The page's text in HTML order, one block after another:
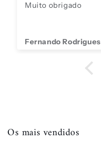
Muito obrigado
Fernando Rodrigues
Os mais vendidos